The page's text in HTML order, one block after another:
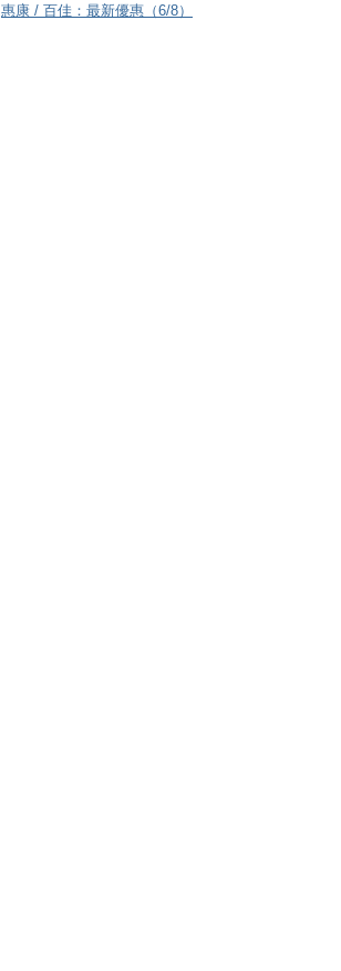
惠康 / 百佳：最新優惠（6/8）